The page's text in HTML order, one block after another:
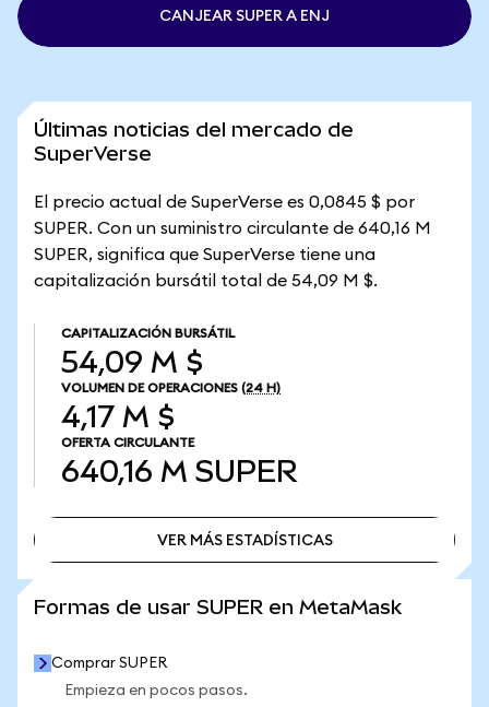
CANJEAR SUPER A ENJ
Últimas noticias del mercado de
SuperVerse
El precio actual de SuperVerse es 0,0845 $ por
SUPER. Con un suministro circulante de 640,16 M
SUPER, significa que SuperVerse tiene una
capitalización bursátil total de 54,09 M $.
CAPITALIZACIÓN BURSÁTIL
54,09 M $
VOLUMEN DE OPERACIONES (24 H)
4,17 M $
OFERTA CIRCULANTE
640,16 M SUPER
VER MÁS ESTADÍSTICAS
Formas de usar SUPER en MetaMask
Comprar SUPER
Empieza en pocos pasos.